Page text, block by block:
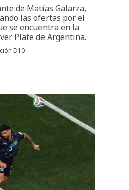
de Matías Galarza,
las ofertas por el
se encuentra en la
Plate de Argentina.
D10